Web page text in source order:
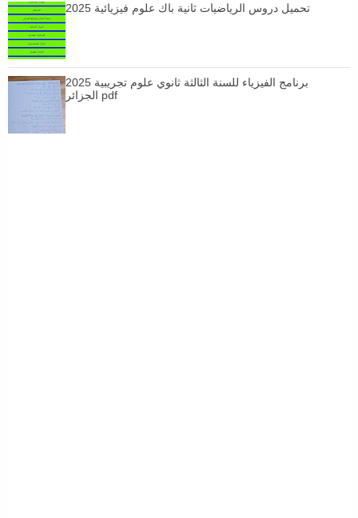
تحميل دروس الرياضيات ثانية باك علوم فيزيائية 2025
برنامج الفيزياء للسنة الثالثة ثانوي علوم تجريبية 2025
الجزائر pdf